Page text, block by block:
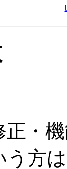
・
う方